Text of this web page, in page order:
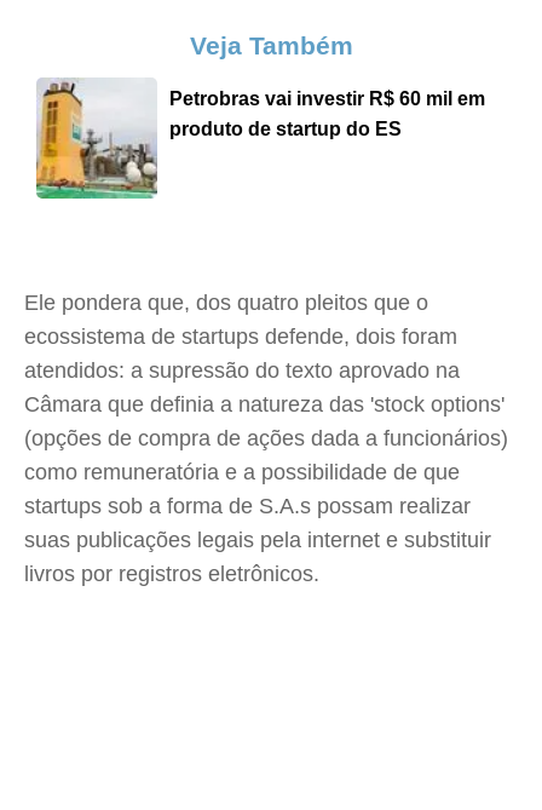
Veja Também
Petrobras vai investir R$ 60 mil em
produto de startup do ES
Ele pondera que, dos quatro pleitos que o
ecossistema de startups defende, dois foram
atendidos: a supressão do texto aprovado na
Câmara que definia a natureza das 'stock options'
(opções de compra de ações dada a funcionários)
como remuneratória e a possibilidade de que
startups sob a forma de S.A.s possam realizar
suas publicações legais pela internet e substituir
livros por registros eletrônicos.